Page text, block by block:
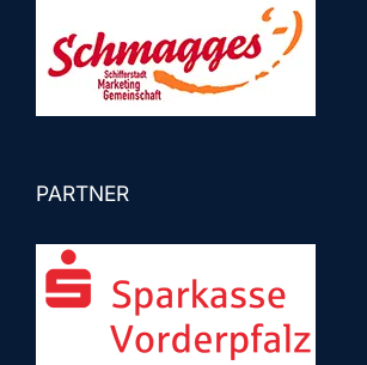
PARTNER